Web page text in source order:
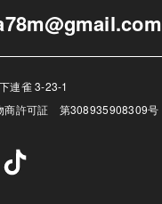
連雀 3-23-1
商許可証 第308935908309号